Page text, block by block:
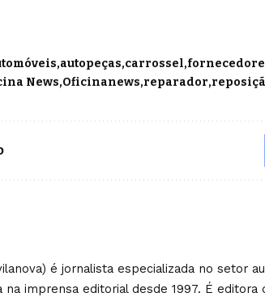
autopeças carrossel
News Oficinanews reparador
é jornalista especializada no setor
imprensa editorial desde 1997. É editora